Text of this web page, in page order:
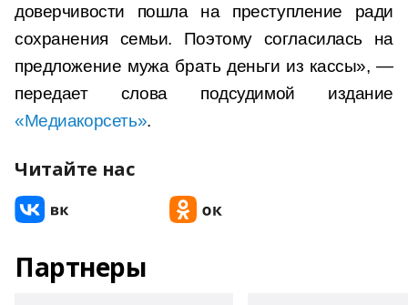
доверчивости пошла на преступление ради
сохранения семьи. Поэтому согласилась на
предложение мужа брать деньги из кассы», —
передает слова подсудимой издание
«Медиакорсеть».
Читайте нас
Партнеры